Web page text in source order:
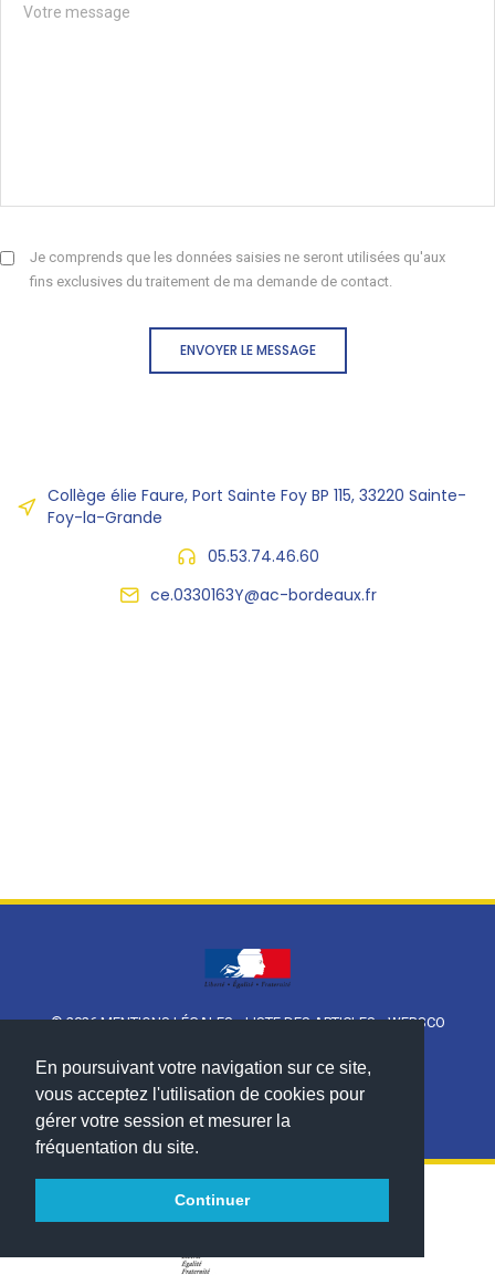
En poursuivant votre navigation sur ce site,
vous acceptez l'utilisation de cookies pour
gérer votre session et mesurer la
fréquentation du site.
Continuer
Je comprends que les données saisies ne seront utilisées qu'aux
fins exclusives du traitement de ma demande de contact.
ENVOYER LE MESSAGE
Collège élie Faure, Port Sainte Foy BP 115, 33220 Sainte-
Foy-la-Grande
05.53.74.46.60
ce.0330163Y@ac-bordeaux.fr
© 2026MENTIONS LÉGALES•LISTE DES ARTICLES•WEBSCO